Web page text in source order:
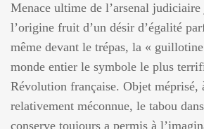
Menace ultime de l’arsenal judiciaire
l’origine fruit d’un désir d’égalité
même devant le trépas, la «
monde entier le symbole le plus
Révolution française. Objet méprisé,
relativement méconnue, le tabou
conserve toujours a permis à